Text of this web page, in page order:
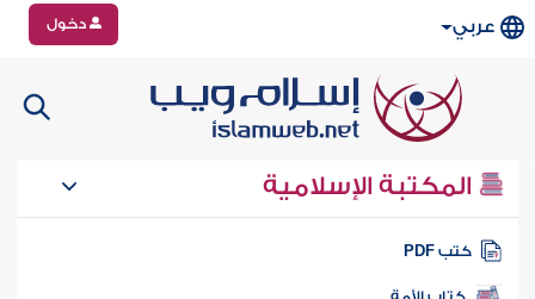
عربي دخول
المكتبة الإسلامية
كتب PDF